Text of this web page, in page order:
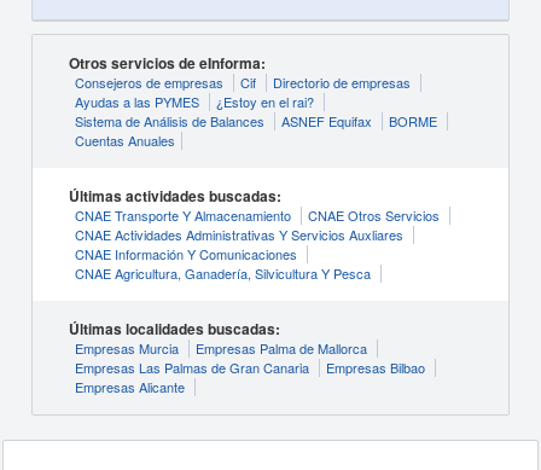
Otros servicios de eInforma:
Consejeros de empresas Cif
Directorio de empresas
Ayudas a las PYMES
¿Estoy en el rai?
Sistema de Análisis de Balances
ASNEF Equifax
BORME
Cuentas Anuales
Últimas actividades buscadas:
CNAE Transporte Y Almacenamiento
CNAE Otros Servicios
CNAE Actividades Administrativas Y Servicios Auxliares
CNAE Información Y Comunicaciones
CNAE Agricultura, Ganadería, Silvicultura Y Pesca
Últimas localidades buscadas:
Empresas Murcia
Empresas Palma de Mallorca
Empresas Las Palmas de Gran Canaria
Empresas Bilbao
Empresas Alicante